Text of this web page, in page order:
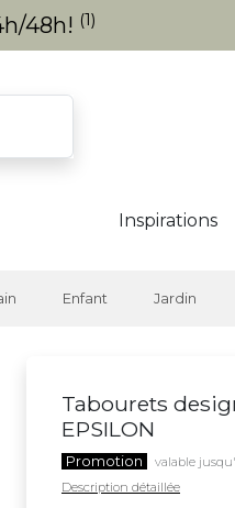
48h! (1)
Inspirations
Enfant Jardin
Tabourets
EPSILON
Promotion
valable
Description détaillée